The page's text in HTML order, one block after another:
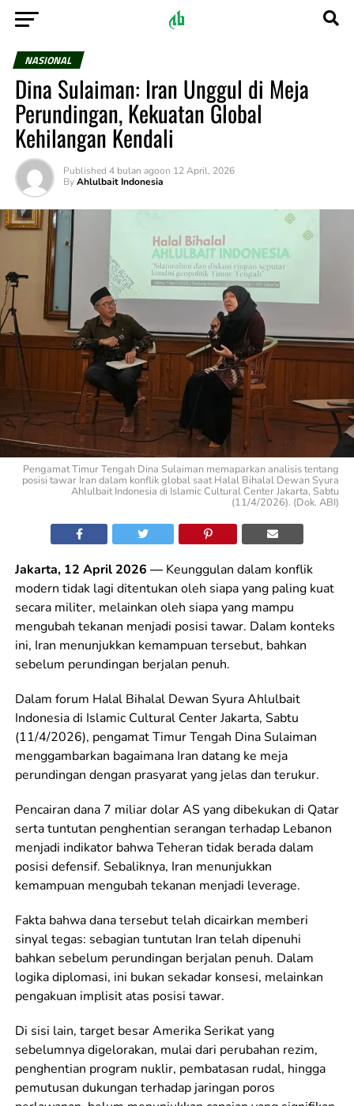
NASIONAL
Dina Sulaiman: Iran Unggul di Meja
Perundingan, Kekuatan Global
Kehilangan Kendali
Published 4 bulan agoon 12 April, 2026
By Ahlulbait Indonesia
Pengamat Timur Tengah Dina Sulaiman memaparkan analisis tentang
posisi tawar Iran dalam konflik global saat Halal Bihalal Dewan Syura
Ahlulbait Indonesia di Islamic Cultural Center Jakarta, Sabtu
(11/4/2026). (Dok. ABI)
Jakarta, 12 April 2026 —Keunggulan dalam konflik
modern tidak lagi ditentukan oleh siapa yang paling kuat
secara militer, melainkan oleh siapa yang mampu
mengubah tekanan menjadi posisi tawar. Dalam konteks
ini, Iran menunjukkan kemampuan tersebut, bahkan
sebelum perundingan berjalan penuh.
Dalam forum Halal Bihalal Dewan Syura Ahlulbait
Indonesia di Islamic Cultural Center Jakarta, Sabtu
(11/4/2026), pengamat Timur Tengah Dina Sulaiman
menggambarkan bagaimana Iran datang ke meja
perundingan dengan prasyarat yang jelas dan terukur.
Pencairan dana 7 miliar dolar AS yang dibekukan di Qatar
serta tuntutan penghentian serangan terhadap Lebanon
menjadi indikator bahwa Teheran tidak berada dalam
posisi defensif. Sebaliknya, Iran menunjukkan
kemampuan mengubah tekanan menjadi leverage.
Fakta bahwa dana tersebut telah dicairkan memberi
sinyal tegas: sebagian tuntutan Iran telah dipenuhi
bahkan sebelum perundingan berjalan penuh. Dalam
logika diplomasi, ini bukan sekadar konsesi, melainkan
pengakuan implisit atas posisi tawar.
Di sisi lain, target besar Amerika Serikat yang
sebelumnya digelorakan, mulai dari perubahan rezim,
penghentian program nuklir, pembatasan rudal, hingga
pemutusan dukungan terhadap jaringan poros